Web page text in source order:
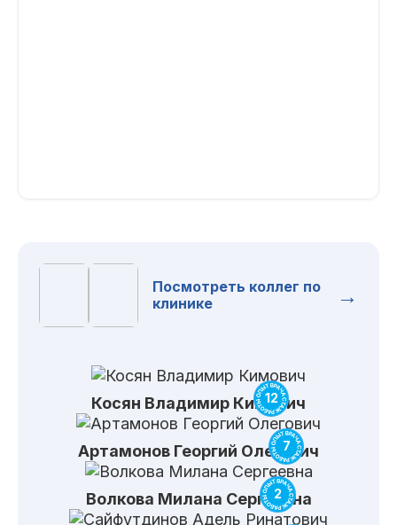
Посмотреть коллег по
клинике
→
Косян Владимир Кимович
12
Артамонов Георгий Олегович
7
Волкова Милана Сергеевна
2